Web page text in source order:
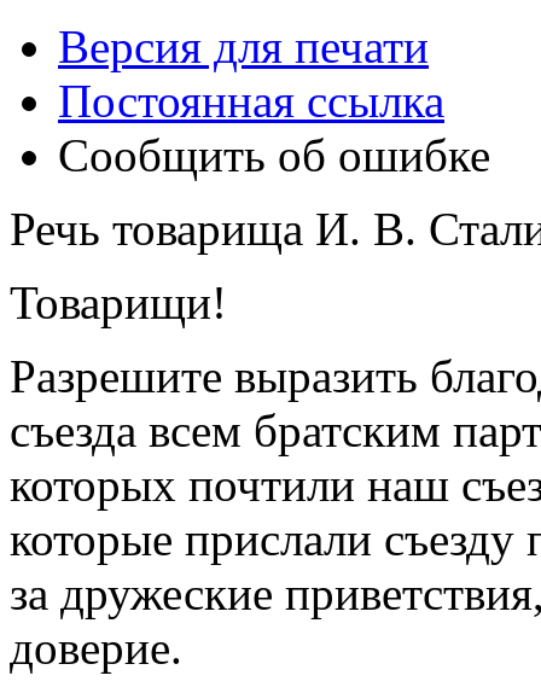
Версия для печати
Постоянная ссылка
Сообщить об ошибке
Речь товарища И. В.
Товарищи!
Разрешите выразить
съезда всем братским
которых почтили наш
которые прислали
за дружеские
доверие.